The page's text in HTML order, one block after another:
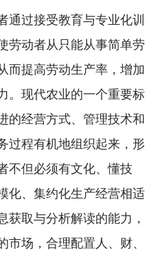
过接受教育与专业化训
劳动者从只能从事简单劳
而提高劳动生产率，增加
。现代农业的一个重要标
的经营方式、管理技术和
过程有机地组织起来，形
不但必须有文化、懂技
化、集约化生产经营相适
取与分析解读的能力，
场，合理配置人、财、